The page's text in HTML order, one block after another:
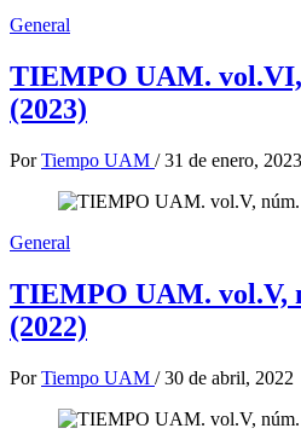
General
TIEMPO UAM.
(2023)
Por Tiempo UAM / 31 de enero, 2023
General
TIEMPO UAM. vol.V,
(2022)
Por Tiempo UAM / 30 de abril, 2022